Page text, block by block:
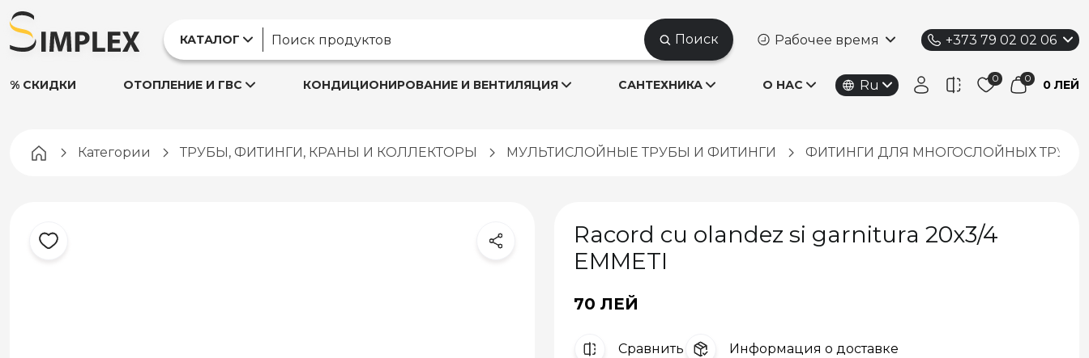
КАТАЛОГ Поиск Рабочее время +373 79 02 02 06
% СКИДКИ ОТОПЛЕНИЕ И ГВС КОНДИЦИОНИРОВАНИЕ И ВЕНТИЛЯЦИЯ САНТЕХНИКА О НАС Ru 0 ЛЕЙ
Pagina principală
Категории ТРУБЫ, ФИТИНГИ, КРАНЫ И КОЛЛЕКТОРЫ МУЛЬТИСЛОЙНЫЕ ТРУБЫ И ФИТИНГИ ФИТИНГИ ДЛЯ МНОГОСЛОЙНЫХ ТРУБ
Racord cu olandez si garnitura 20x3/4
EMMETI
70 ЛЕЙ
Cравнить Информация о доставке